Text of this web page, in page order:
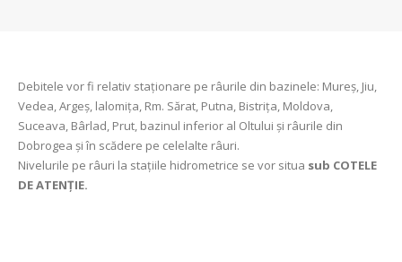
Debitele vor fi relativ staționare pe râurile din bazinele: Mureş, Jiu,
Vedea, Argeş, lalomița, Rm. Sărat, Putna, Bistrița, Moldova,
Suceava, Bârlad, Prut, bazinul inferior al Oltului şi râurile din
Dobrogea şi în scădere pe celelalte râuri.
Nivelurile pe râuri la stațiile hidrometrice se vor situa sub COTELE
DE ATENȚIE.